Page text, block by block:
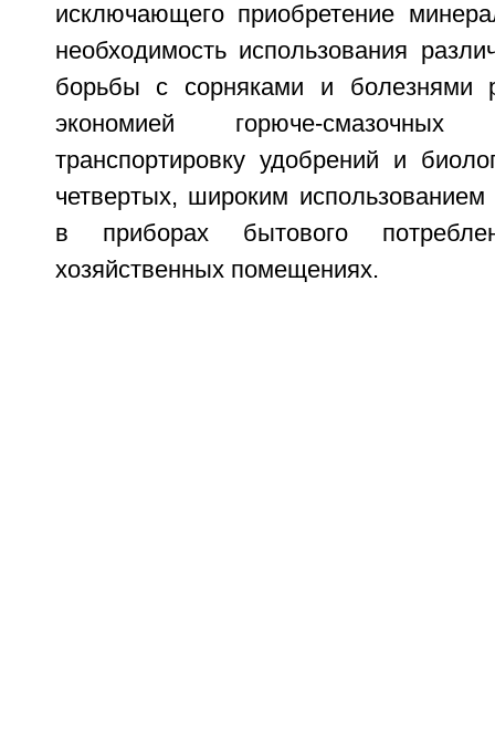
исключающего приобретение
необходимость использования
борьбы с сорняками и болезнями
экономией горюче-
транспортировку удобрений и
четвертых, широким использованием
в приборах бытового
хозяйственных помещениях.